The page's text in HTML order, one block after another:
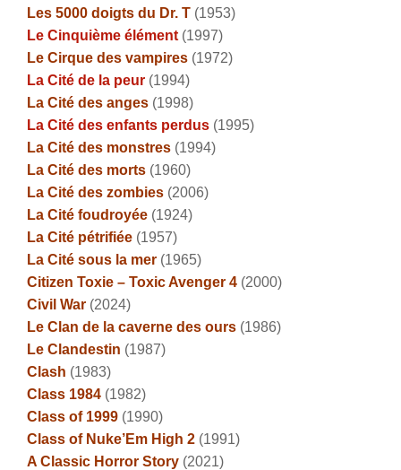
Les 5000 doigts du Dr. T (1953)
Le Cinquième élément (1997)
Le Cirque des vampires (1972)
La Cité de la peur (1994)
La Cité des anges (1998)
La Cité des enfants perdus (1995)
La Cité des monstres (1994)
La Cité des morts (1960)
La Cité des zombies (2006)
La Cité foudroyée (1924)
La Cité pétrifiée (1957)
La Cité sous la mer (1965)
Citizen Toxie – Toxic Avenger 4 (2000)
Civil War (2024)
Le Clan de la caverne des ours (1986)
Le Clandestin (1987)
Clash (1983)
Class 1984 (1982)
Class of 1999 (1990)
Class of Nuke’Em High 2 (1991)
A Classic Horror Story (2021)